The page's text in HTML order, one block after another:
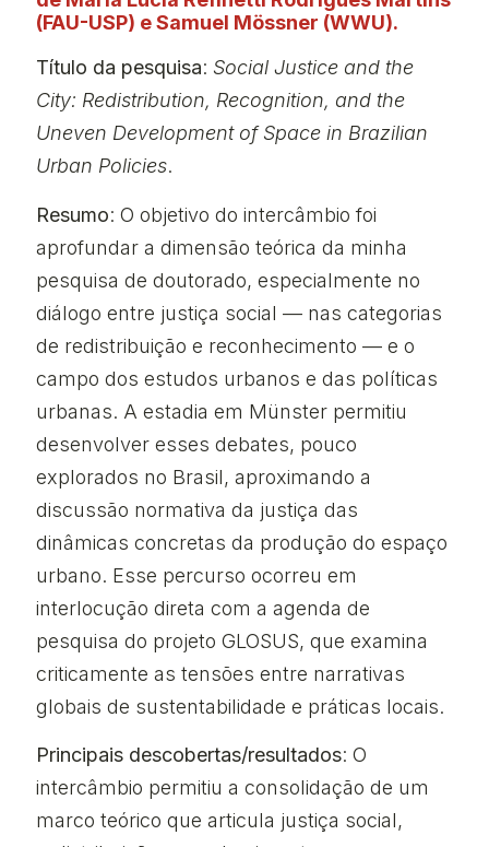
(FAU-USP) e Samuel Mössner (WWU).
Título da pesquisa: Social Justice and the
City: Redistribution, Recognition, and the
Uneven Development of Space in Brazilian
Urban Policies.
Resumo: O objetivo do intercâmbio foi
aprofundar a dimensão teórica da minha
pesquisa de doutorado, especialmente no
diálogo entre justiça social — nas categorias
de redistribuição e reconhecimento — e o
campo dos estudos urbanos e das políticas
urbanas. A estadia em Münster permitiu
desenvolver esses debates, pouco
explorados no Brasil, aproximando a
discussão normativa da justiça das
dinâmicas concretas da produção do espaço
urbano. Esse percurso ocorreu em
interlocução direta com a agenda de
pesquisa do projeto GLOSUS, que examina
criticamente as tensões entre narrativas
globais de sustentabilidade e práticas locais.
Principais descobertas/resultados: O
intercâmbio permitiu a consolidação de um
marco teórico que articula justiça social,